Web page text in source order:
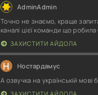
AdminAdmin
Точно не знаємо, краще
каналі цієї команди що
ЗАХИСТИТИ АЙДОЛА
Н Ностардамус
А озвучка на українській мові